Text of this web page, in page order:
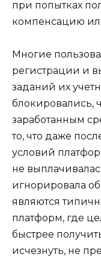
при попытках
компенсацию
Многие
регистрации и
заданий их
блокировались,
заработанным
то, что даже
условий
не
игнорировала
являются
платформ, где
быстрее
исчезнуть, не